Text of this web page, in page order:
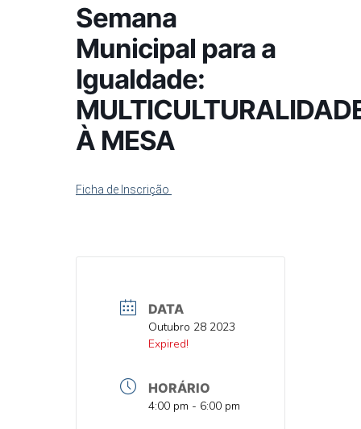
Semana
Municipal para a
Igualdade:
À MESA
Ficha de Inscrição
DATA
DATAOutubro 28 2023
DATAExpired!
HORÁRIO
HORA
4:00 pm - 6:00 pm